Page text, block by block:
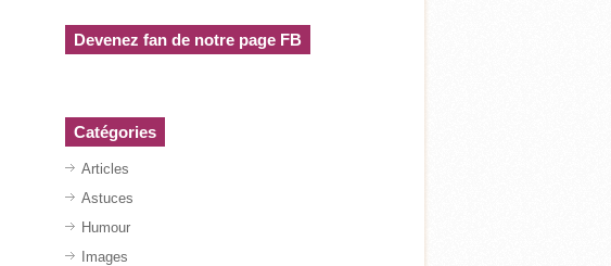
Devenez fan de notre page FB
Catégories
Articles
Astuces
Humour
Images